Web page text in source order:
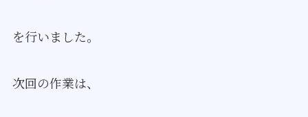
を行いました。
次回の作業は、